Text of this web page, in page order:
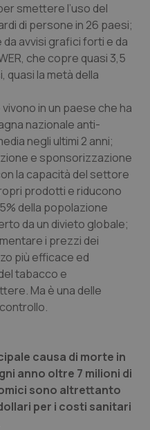
smettere l’uso del
di persone in 26 paesi;
avvisi grafici forti e da
che copre quasi 3,5
quasi la metà della
in un paese che ha
nazionale anti-
negli ultimi 2 anni;
e sponsorizzazione
la capacità del settore
prodotti e riducono
della popolazione
da un divieto globale;
i prezzi dei
più efficace ed
tabacco e
Ma è una delle
causa di morte in
anno oltre 7 milioni di
sono altrettanto
per i costi sanitari
YouTube
.youtube.com
CookieScript
www.quotidianosanita.it
www.quotidianosanita.it